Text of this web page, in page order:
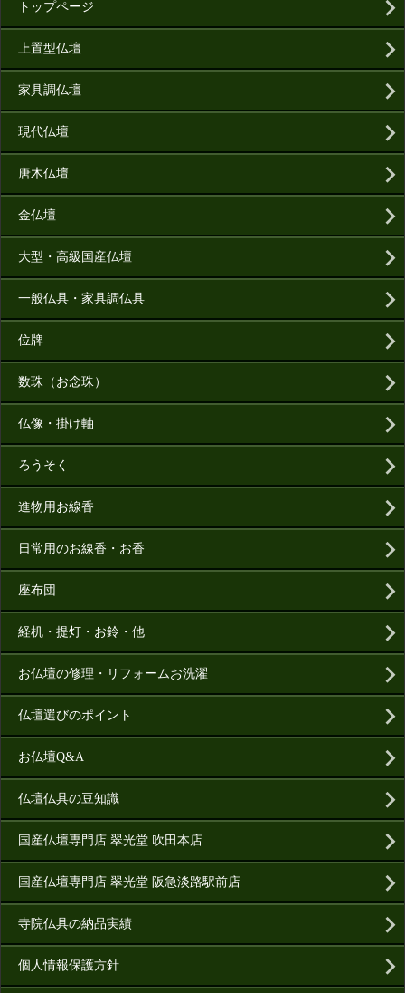
トップページ
上置型仏壇
家具調仏壇
現代仏壇
唐木仏壇
金仏壇
大型・高級国産仏壇
一般仏具・家具調仏具
位牌
数珠（お念珠）
仏像・掛け軸
ろうそく
進物用お線香
日常用のお線香・お香
座布団
経机・提灯・お鈴・他
お仏壇の修理・リフォームお洗濯
仏壇選びのポイント
お仏壇Q&A
仏壇仏具の豆知識
国産仏壇専門店 翠光堂 吹田本店
国産仏壇専門店 翠光堂 阪急淡路駅前店
寺院仏具の納品実績
個人情報保護方針